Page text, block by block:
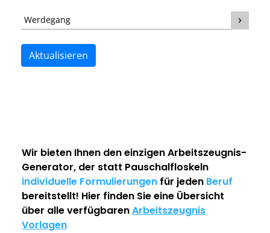
Werdegang
Aktualisieren
Wir bieten Ihnen den einzigenArbeitszeugnis-
Generator, der statt Pauschalfloskeln
individuelle Formulierungen für jeden Beruf
bereitstellt! Hier finden Sie eine Übersicht
über alle verfügbarenArbeitszeugnis
Vorlagen